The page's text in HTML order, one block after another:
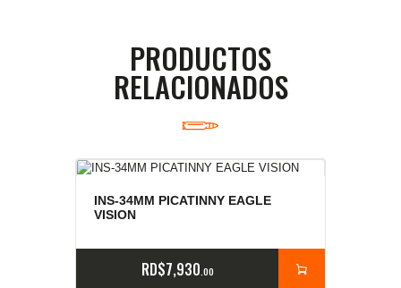
PRODUCTOS
RELACIONADOS
INS-34MM PICATINNY EAGLE
VISION
RD$7,930 00